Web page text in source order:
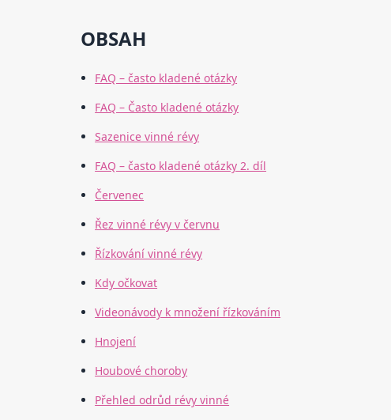
OBSAH
FAQ – často kladené otázky
FAQ – Často kladené otázky
Sazenice vinné révy
FAQ – často kladené otázky 2. díl
Červenec
Řez vinné révy v červnu
Řízkování vinné révy
Kdy očkovat
Videonávody k množení řízkováním
Hnojení
Houbové choroby
Přehled odrůd révy vinné